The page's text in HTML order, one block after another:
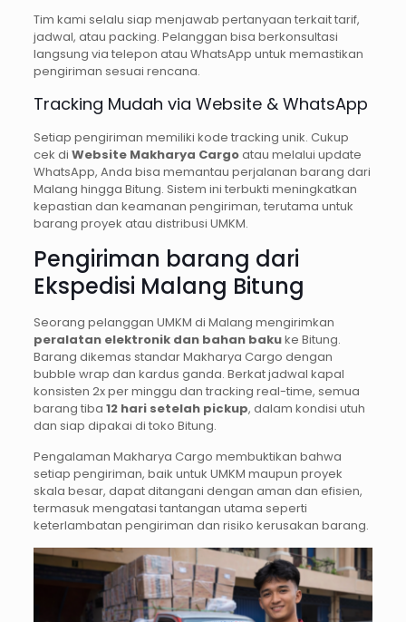
Tim kami selalu siap menjawab pertanyaan terkait tarif,
jadwal, atau packing. Pelanggan bisa berkonsultasi
langsung via telepon atau WhatsApp untuk memastikan
pengiriman sesuai rencana.
Tracking Mudah via Website & WhatsApp
Setiap pengiriman memiliki kode tracking unik. Cukup
cek di Website Makharya Cargoatau melalui update
WhatsApp, Anda bisa memantau perjalanan barang dari
Malang hingga Bitung. Sistem ini terbukti meningkatkan
kepastian dan keamanan pengiriman, terutama untuk
barang proyek atau distribusi UMKM.
Pengiriman barang dari
Ekspedisi Malang Bitung
Seorang pelanggan UMKM di Malang mengirimkan
peralatan elektronik dan bahan bakuke Bitung.
Barang dikemas standar Makharya Cargo dengan
bubble wrap dan kardus ganda. Berkat jadwal kapal
konsisten 2x per minggu dan tracking real-time, semua
barang tiba 12 hari setelah pickup, dalam kondisi utuh
dan siap dipakai di toko Bitung.
Pengalaman Makharya Cargo membuktikan bahwa
setiap pengiriman, baik untuk UMKM maupun proyek
skala besar, dapat ditangani dengan aman dan efisien,
termasuk mengatasi tantangan utama seperti
keterlambatan pengiriman dan risiko kerusakan barang.